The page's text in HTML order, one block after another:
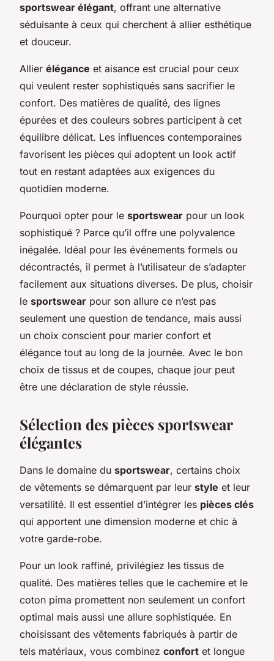
sportswear élégant, offrant une alternative
séduisante à ceux qui cherchent à allier esthétique
et douceur.
Allier élégance et aisance est crucial pour ceux
qui veulent rester sophistiqués sans sacrifier le
confort. Des matières de qualité, des lignes
épurées et des couleurs sobres participent à cet
équilibre délicat. Les influences contemporaines
favorisent les pièces qui adoptent un look actif
tout en restant adaptées aux exigences du
quotidien moderne.
Pourquoi opter pour le sportswear pour un look
sophistiqué ? Parce qu’il offre une polyvalence
inégalée. Idéal pour les événements formels ou
décontractés, il permet à l’utilisateur de s’adapter
facilement aux situations diverses. De plus, choisir
le sportswear pour son allure ce n’est pas
seulement une question de tendance, mais aussi
un choix conscient pour marier confort et
élégance tout au long de la journée. Avec le bon
choix de tissus et de coupes, chaque jour peut
être une déclaration de style réussie.
Sélection des pièces sportswear
élégantes
Dans le domaine du sportswear, certains choix
de vêtements se démarquent par leur style et leur
versatilité. Il est essentiel d’intégrer les pièces clés
qui apportent une dimension moderne et chic à
votre garde-robe.
Pour un look raffiné, privilégiez les tissus de
qualité. Des matières telles que le cachemire et le
coton pima promettent non seulement un confort
optimal mais aussi une allure sophistiquée. En
choisissant des vêtements fabriqués à partir de
tels matériaux, vous combinez confort et longue